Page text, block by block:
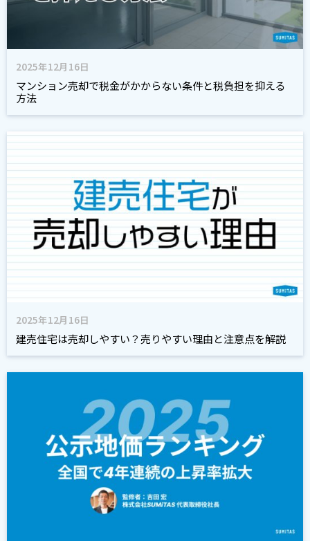
2025年12月16日
マンション売却で税金がかからない条件と税負担を抑える
方法
2025年12月16日
建売住宅は売却しやすい？売りやすい理由と注意点を解説